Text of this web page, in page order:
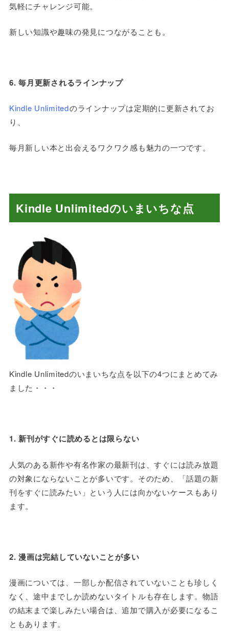
気軽にチャレンジ可能。
新しい知識や趣味の発見につながることも。
6. 毎月更新されるラインナップ
Kindle Unlimitedのラインナップは定期的に更新されてお
り、
毎月新しい本と出会えるワクワク感も魅力の一つです。
Kindle Unlimitedのいまいちな点
Kindle Unlimitedのいまいちな点を以下の4つにまとめてみ
ました・・・
1. 新刊がすぐに読めるとは限らない
人気のある新作や有名作家の最新刊は、すぐには読み放題
の対象にならないことが多いです。そのため、「話題の新
刊をすぐに読みたい」という人には向かないケースもあり
ます。
2. 漫画は完結していないことが多い
漫画については、一部しか配信されていないことも珍しく
なく、途中までしか読めないタイトルも存在します。物語
の結末まで楽しみたい場合は、追加で購入が必要になるこ
ともあります。